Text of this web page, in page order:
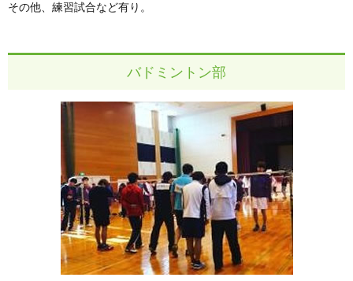
その他、練習試合など有り。
バドミントン部